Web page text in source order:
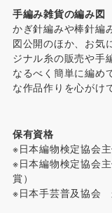
手編み雑貨の編み
かぎ針編みや棒針編
図公開のほか、お気
ジナル糸の販売や手
なるべく簡単に編め
な作品作りを心がけ
保有資格
※日本編物検定協会
※日本編物検定協会
賞）
※日本手芸普及協会